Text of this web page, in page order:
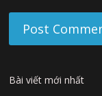
Bài viết mới nhất